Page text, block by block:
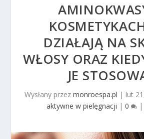
DZIAŁAJĄ NA
WŁOSY ORAZ
JE
Wysłany przez monroespa.pl | lut
aktywne w pielęgnacji | 0 |